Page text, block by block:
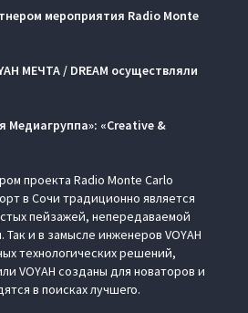
мероприятия Radio Monte
МЕЧТА / DREAM осуществляли
Медиагруппа»: «Creative &
проекта Radio Monte Carlo
в Сочи традиционно является
пейзажей, непередаваемой
и в замысле инженеров VOYAH
технологических решений,
VOYAH созданы для новаторов и
в поисках лучшего.